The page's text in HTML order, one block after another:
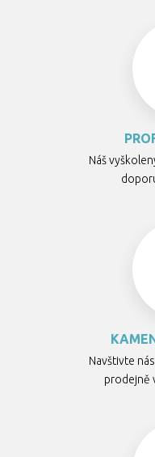
Náš
Navštivte
prodejně